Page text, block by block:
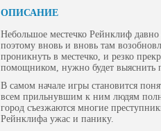
ОПИСАНИЕ
Небольшое местечко Рейнклиф давно
поэтому вновь и вновь там
проникнуть в местечко, и резко
помощником, нужно будет выяснить
В самом начале игры становится
всем прильнувшим к ним людям
город съезжаются многие
Рейнклифа ужас и панику.